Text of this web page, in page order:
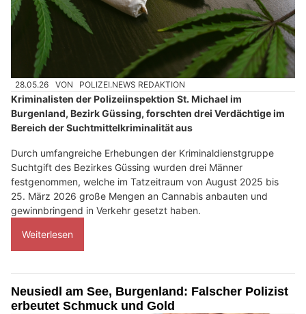
28.05.26 VON POLIZEI.NEWS REDAKTION
Kriminalisten der Polizeiinspektion St. Michael im
Burgenland, Bezirk Güssing, forschten drei Verdächtige im
Bereich der Suchtmittelkriminalität aus
Durch umfangreiche Erhebungen der Kriminaldienstgruppe
Suchtgift des Bezirkes Güssing wurden drei Männer
festgenommen, welche im Tatzeitraum von August 2025 bis
25. März 2026 große Mengen an Cannabis anbauten und
gewinnbringend in Verkehr gesetzt haben.
Weiterlesen
Neusiedl am See, Burgenland: Falscher Polizist
erbeutet Schmuck und Gold